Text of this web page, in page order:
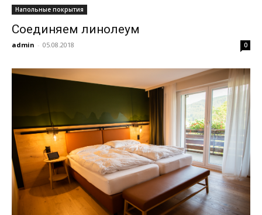
Напольные покрытия
Соединяем линолеум
admin - 05.08.2018 0